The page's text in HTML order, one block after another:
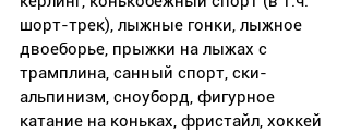
шорт-трек), лыжные гонки, лыжное
двоеборье, прыжки на лыжах с
трамплина, санный спорт, ски-
альпинизм, сноуборд, фигурное
катание на коньках, фристайл, хоккей